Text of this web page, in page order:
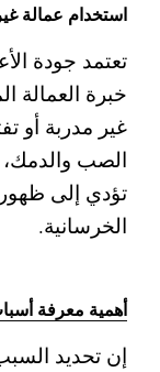
استخدام عمالة
تعتمد جودة
خبرة العمالة
غير مدربة أو
الصب
تؤدي إلى
الخرسانية.
أهمية معرفة
إن تحديد